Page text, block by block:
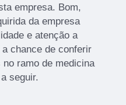
empresa. Bom,
da empresa
e atenção a
chance de conferir
ramo de medicina
seguir.